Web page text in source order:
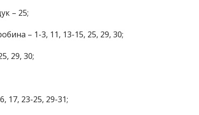
– 25;
– 1-3, 11, 13-15, 25, 29, 30;
29, 30;
17, 23-25, 29-31;